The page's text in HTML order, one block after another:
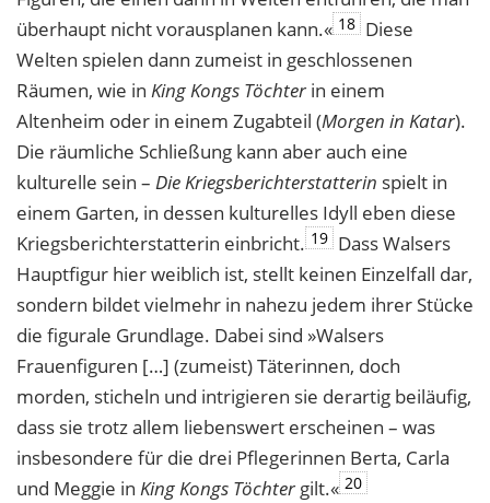
überhaupt nicht vorausplanen kann.« 18 Diese
Welten spielen dann zumeist in geschlossenen
Räumen, wie in King Kongs Töchterin einem
Altenheim oder in einem Zugabteil (Morgen in Katar).
Die räumliche Schließung kann aber auch eine
kulturelle sein – Die Kriegsberichterstatterin spielt in
einem Garten, in dessen kulturelles Idyll eben diese
Kriegsberichterstatterin einbricht. 19 Dass Walsers
Hauptfigur hier weiblich ist, stellt keinen Einzelfall dar,
sondern bildet vielmehr in nahezu jedem ihrer Stücke
die figurale Grundlage. Dabei sind »Walsers
Frauenfiguren […] (zumeist) Täterinnen, doch
morden, sticheln und intrigieren sie derartig beiläufig,
dass sie trotz allem liebenswert erscheinen – was
insbesondere für die drei Pflegerinnen Berta, Carla
und Meggie in King Kongs Töchtergilt.« 20